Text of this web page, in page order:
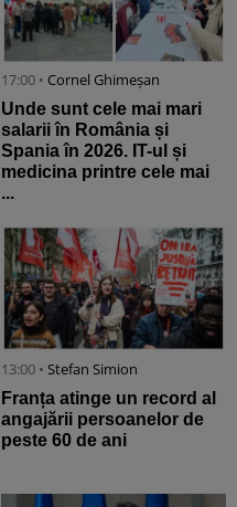
17:00 • Cornel Ghimeșan
Unde sunt cele mai mari
salarii în România și
Spania în 2026. IT-ul și
medicina printre cele mai
...
13:00 • Stefan Simion
Franța atinge un record al
angajării persoanelor de
peste 60 de ani